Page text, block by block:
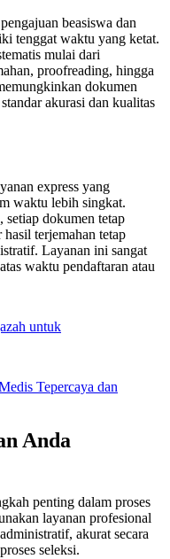
beasiswa dan
tenggat waktu yang ketat.
mulai dari
proofreading, hingga
dokumen
akurasi dan kualitas
express yang
waktu lebih singkat.
dokumen tetap
terjemahan tetap
Layanan ini sangat
waktu pendaftaran atau
Tepercaya dan
Anda
penting dalam proses
layanan profesional
akurat secara
seleksi.